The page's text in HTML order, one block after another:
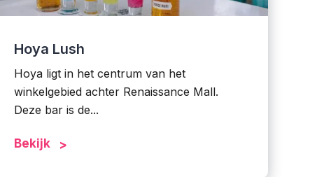
Hoya Lush
Hoya ligt in het centrum van het
winkelgebied achter Renaissance Mall.
Deze bar is de...
Bekijk